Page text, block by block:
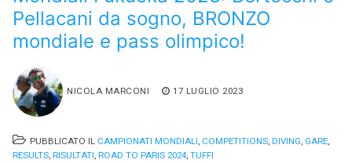
Pellacani da sogno, BRONZO
mondiale e pass olimpico!
NICOLA MARCONI 17 LUGLIO 2023
PUBBLICATO IL CAMPIONATI MONDIALI, COMPETITIONS, DIVING, GARE,
RESULTS, RISULTATI, ROAD TO PARIS 2024, TUFFI